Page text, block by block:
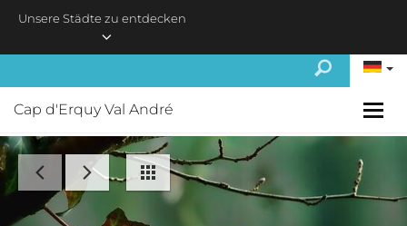
Unsere Städte zu entdecken
Cap d'Erquy Val André